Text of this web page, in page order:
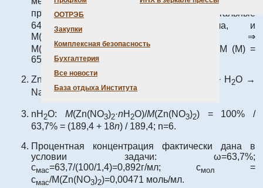
ООТРЭБ
Закупки
Комплексная безопасность
Бухгалтерия
Все новости
База отдыха Института
2
приходится на CO
. Следовательно, остальные
64,9% – это оксид металла, и
M(MO)/M(CO
)=64,9/35,1 ⇒
M(MO)=44,0·64,9/35,1=81,4 а.е.м. Отсюда
M (M) =
65.4 и М =Zn.
ZnO+ 2HCl → ZnCl
O; ZnO+ 2NaOH + H 2O →
Na
[Zn(OH) ].
nH 2O: M(Zn(NO3)2·nH 2O)/M(Zn(NO3)2) = 100% /
63,7% = (189,4 + 18n) / 189,4; n=6.
Процентная концентрация фактически дана в
условии задачи: ω=63,7%;
смас=63,7/(100/1,4)=0,892г/мл; смол
=
смас/M(Zn(NO3)2)=0,00471 моль/мл.